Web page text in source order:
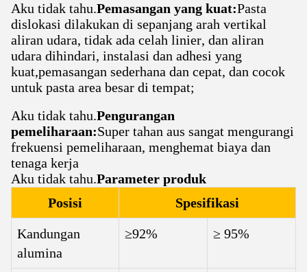
Aku tidak tahu.Pemasangan yang kuat:Pasta
dislokasi dilakukan di sepanjang arah vertikal
aliran udara, tidak ada celah linier, dan aliran
udara dihindari, instalasi dan adhesi yang
kuat,pemasangan sederhana dan cepat, dan cocok
untuk pasta area besar di tempat;
Aku tidak tahu.Pengurangan
pemeliharaan:Super tahan aus sangat mengurangi
frekuensi pemeliharaan, menghemat biaya dan
tenaga kerja
Aku tidak tahu.Parameter produk
Posisi
Spesifikasi
Kandungan
alumina
≥92% ≥ 95%